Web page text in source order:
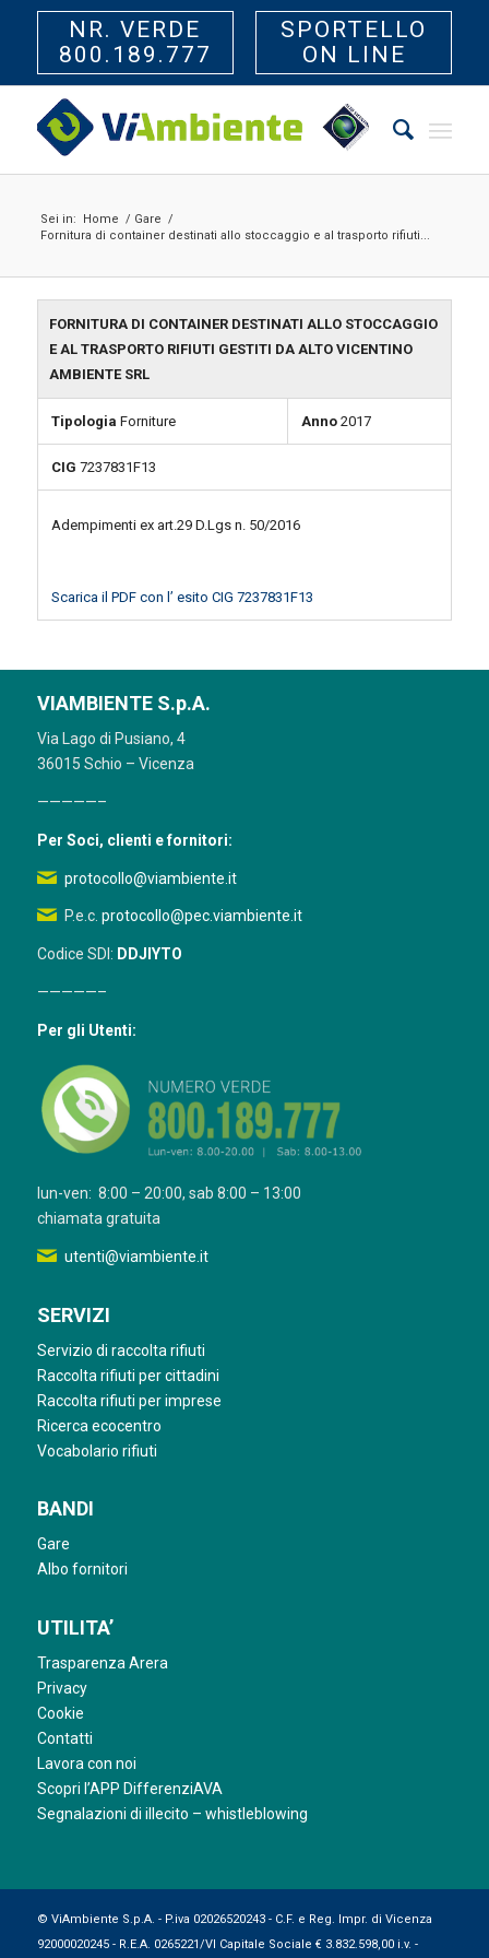
NR. VERDE
800.189.777
SPORTELLO
ON LINE
Sei in: Home / Gare /
Fornitura di container destinati allo stoccaggio e al trasporto rifiuti...
FORNITURA DI CONTAINER DESTINATI ALLO STOCCAGGIO
E AL TRASPORTO RIFIUTI GESTITI DA ALTO VICENTINO
AMBIENTE SRL
Tipologia Forniture Anno2017
CIG 7237831F13
Adempimenti ex art.29 D.Lgs n. 50/2016
Scarica il PDF con l’ esito CIG 7237831F13
VIAMBIENTE S.p.A.
Via Lago di Pusiano, 4
36015 Schio – Vicenza
—————–
Per Soci, clienti e fornitori:
protocollo@viambiente.it
P.e.c. protocollo@pec.viambiente.it
Codice SDI: DDJIYTO
—————–
Per gli Utenti:
lun-ven: 8:00 – 20:00, sab 8:00 – 13:00
chiamata gratuita
utenti@viambiente.it
SERVIZI
Servizio di raccolta rifiuti
Raccolta rifiuti per cittadini
Raccolta rifiuti per imprese
Ricerca ecocentro
Vocabolario rifiuti
BANDI
Gare
Albo fornitori
UTILITA’
Trasparenza Arera
Privacy
Cookie
Contatti
Lavora con noi
Scopri l’APP DifferenziAVA
Segnalazioni di illecito – whistleblowing
© ViAmbiente S.p.A. - P.iva 02026520243 - C.F. e Reg. Impr. di Vicenza
92000020245 - R.E.A. 0265221/VI Capitale Sociale € 3.832.598,00 i.v. -